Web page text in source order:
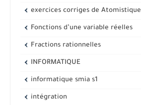
exercices corriges de Atomistique
Fonctions d’une variable réelles
Fractions rationnelles
INFORMATIQUE
informatique smia s1
intégration